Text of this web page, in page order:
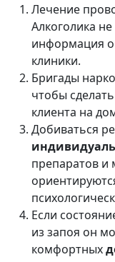
Лечение
Алкоголика
информация о
клиники.
Бригады
чтобы
клиента на
Добиваться
препаратов и
Если
из запоя он
комфортных